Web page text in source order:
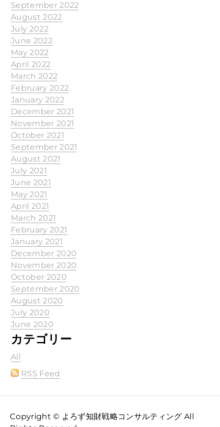
September 2022
August 2022
July 2022
June 2022
May 2022
April 2022
March 2022
February 2022
January 2022
December 2021
November 2021
October 2021
September 2021
August 2021
July 2021
June 2021
May 2021
April 2021
March 2021
February 2021
January 2021
December 2020
November 2020
October 2020
September 2020
August 2020
July 2020
June 2020
カテゴリー
All
RSS Feed
Copyright © よろず知財戦略コンサルティング All